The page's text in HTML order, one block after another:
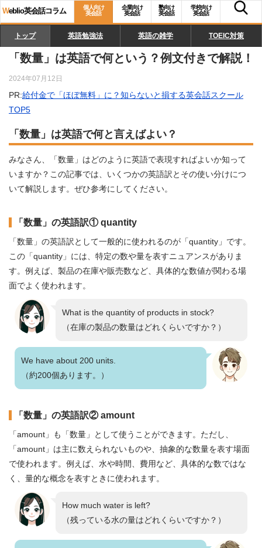
Weblio英会話コラム
個人向け
英会話
企業向け
英会話
塾向け
英会話
学校向け
英会話
トップ 英語勉強法 英語の雑学 TOEIC対策
「数量」は英語で何という？例文付きで解説！
2024年07月12日
PR:給付金で「ほぼ無料」に？知らないと損する英会話スクール
TOP5
「数量」は英語で何と言えばよい？
みなさん、「数量」はどのように英語で表現すればよいか知って
いますか？この記事では、いくつかの英語訳とその使い分けにつ
いて解説します。ぜひ参考にしてください。
「数量」の英語訳① quantity
「数量」の英語訳として一般的に使われるのが「quantity」です。
この「quantity」には、特定の数や量を表すニュアンスがありま
す。例えば、製品の在庫や販売数など、具体的な数値が関わる場
面でよく使われます。
What is the quantity of products in stock?
（在庫の製品の数量はどれくらいですか？）
We have about 200 units.
（約200個あります。）
「数量」の英語訳② amount
「amount」も「数量」として使うことができます。ただし、
「amount」は主に数えられないものや、抽象的な数量を表す場面
で使われます。例えば、水や時間、費用など、具体的な数ではな
く、量的な概念を表すときに使われます。
How much water is left?
（残っている水の量はどれくらいですか？）